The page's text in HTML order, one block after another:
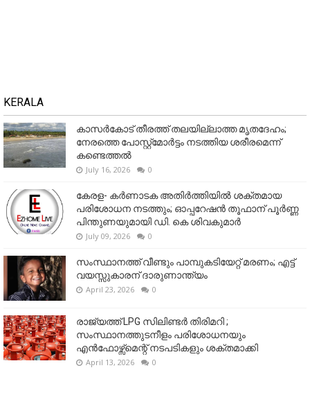
KERALA
കാസർകോട് തീരത്ത് തലയില്ലാത്ത മൃതദേഹം;
നേരത്തെ പോസ്റ്റ്‌മോർട്ടം നടത്തിയ ശരീരമെന്ന്
കണ്ടെത്തൽ
July 16, 2026 0
കേരള- കർണാടക അതിർത്തിയിൽ ശക്തമായ
പരിശോധന നടത്തും; ഓപ്പറേഷൻ തൂഫാന് പൂർണ്ണ
പിന്തുണയുമായി ഡി. കെ ശിവകുമാർ
July 09, 2026 0
സംസ്ഥാനത്ത് വീണ്ടും പാമ്പുകടിയേറ്റ് മരണം; എട്ട്
വയസ്സുകാരന് ദാരുണാന്ത്യം
April 23, 2026 0
രാജ്യത്ത് LPG സിലിണ്ടർ തിരിമറി ;
സംസ്ഥാനത്തുടനീളം പരിശോധനയും
എൻഫോഴ്സ്മെന്റ് നടപടികളും ശക്തമാക്കി
April 13, 2026 0